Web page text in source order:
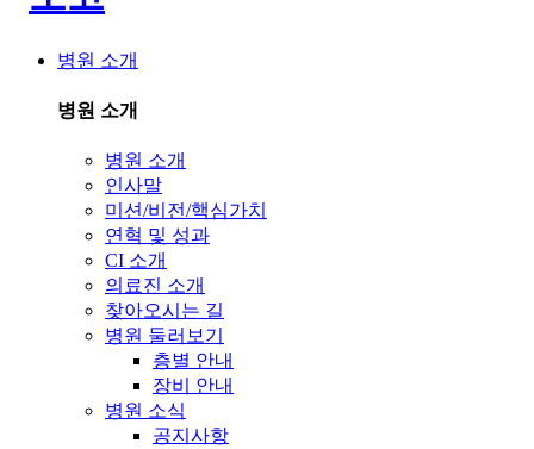
병원 소개
병원 소개
병원 소개
인사말
미션/비전/핵심가치
연혁 및 성과
CI 소개
의료진 소개
찾아오시는 길
병원 둘러보기
층별 안내
장비 안내
병원 소식
공지사항